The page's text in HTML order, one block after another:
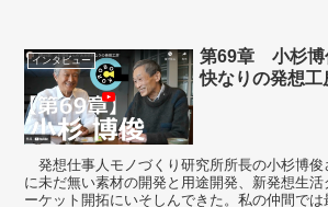
インタビュー
第69章 小杉博
快なりの発想工
発想仕事人モノづくり研究所所長の小杉博俊
に未だ無い素材の開発と用途開発、新発想生
ーケット開拓にいそしんできた。私の仲間では最